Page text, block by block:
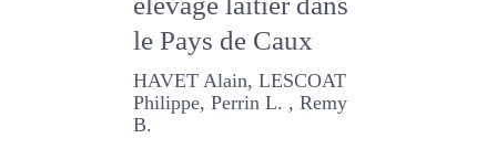
élevage laitier dans
le Pays de Caux
HAVET Alain, LESCOAT
Philippe, Perrin L. , Remy B.